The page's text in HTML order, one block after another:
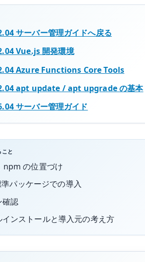
サーバー管理ガイドへ戻る
Vue.js 開発環境
Azure Functions Core Tools
apt update / apt upgrade の基本
サーバー管理ガイド
と
npm の位置づけ
パッケージでの導入
確認
インストールと導入元の考え方